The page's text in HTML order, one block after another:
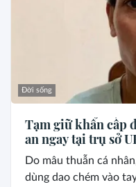
Đời sống
Tạm giữ khẩn cấp
an ngay tại trụ sở
Do mâu thuẫn cá
dùng dao chém vào